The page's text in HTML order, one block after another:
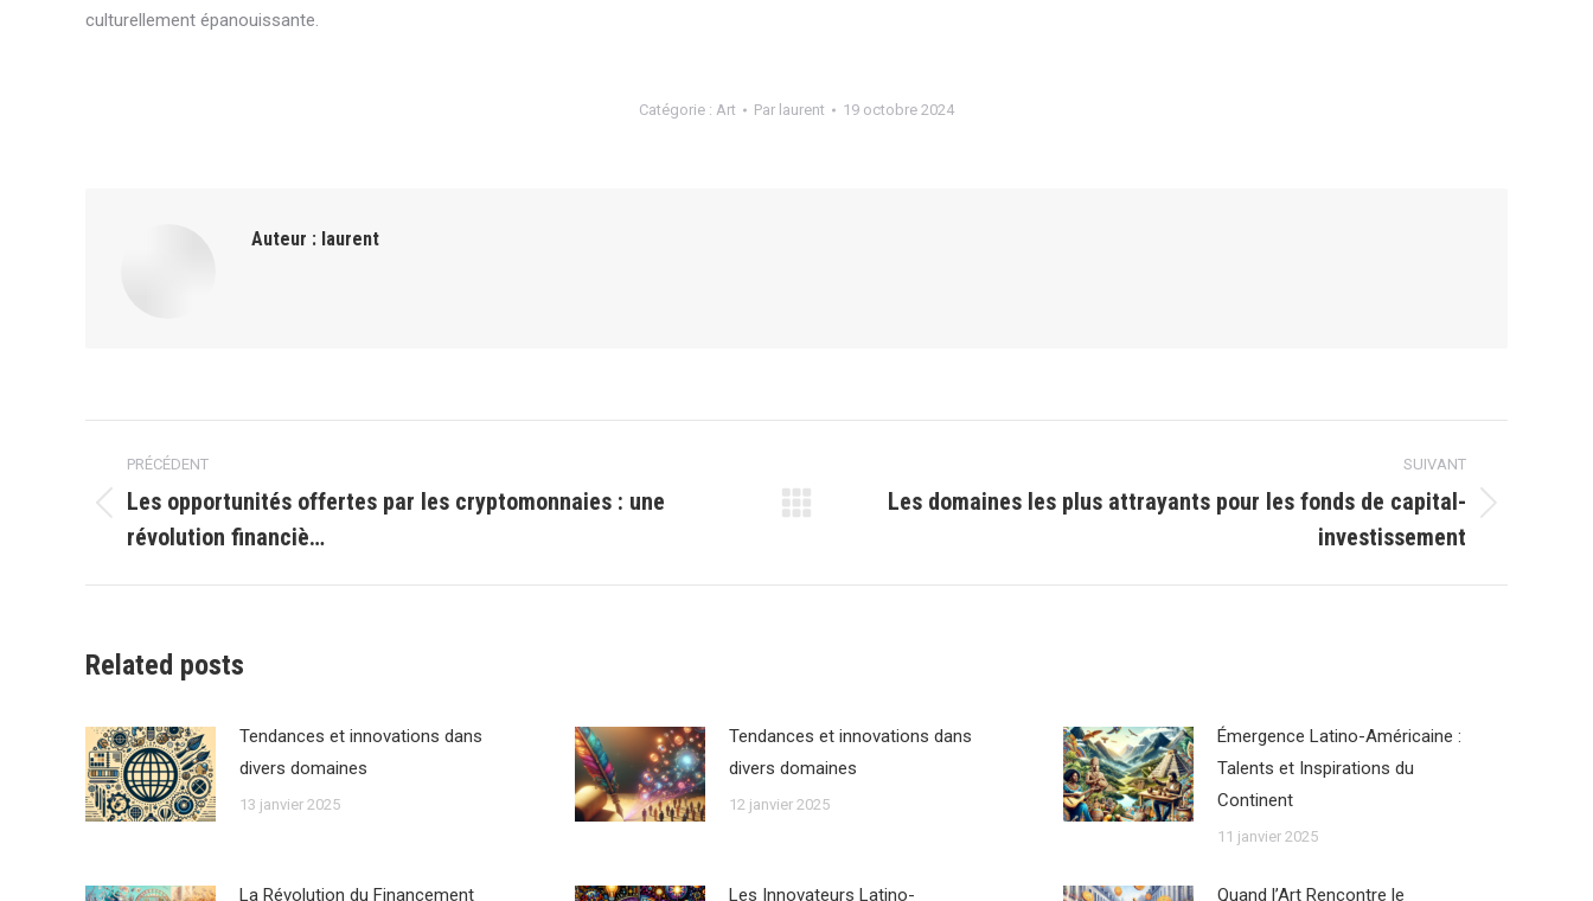
culturellement épanouissante.
Catégorie : Art Par laurent 19 octobre 2024
Auteur : laurent
Navigation
article
PRÉCÉDENT
précédent
:
Les opportunités offertes par les cryptomonnaies : une
révolution financiè…
SUIVANT
:
Les domaines les plus attrayants pour les fonds de capital-
investissement
Related posts
Tendances et innovations dans
divers domaines
13 janvier 2025
Tendances et innovations dans
divers domaines
12 janvier 2025
Émergence Latino-Américaine :
Talents et Inspirations du
Continent
11 janvier 2025
La Révolution du Financement
Les Innovateurs Latino-
Quand l’Art Rencontre le